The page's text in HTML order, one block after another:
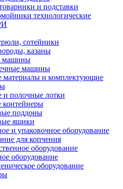
и подставки
технологические
сотейники
казаны
машины
машины
материалы и комплектующие
и полочные лотки
поддоны
ящики
и упаковочное оборудование
для копчения
оборудование
оборудование
оборудование